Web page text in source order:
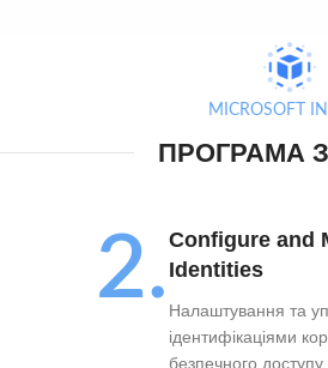
MICROSOFT
ПРОГРАМА
2.Configure and
Identities
Налаштування та
ідентифікаціями
безпечного